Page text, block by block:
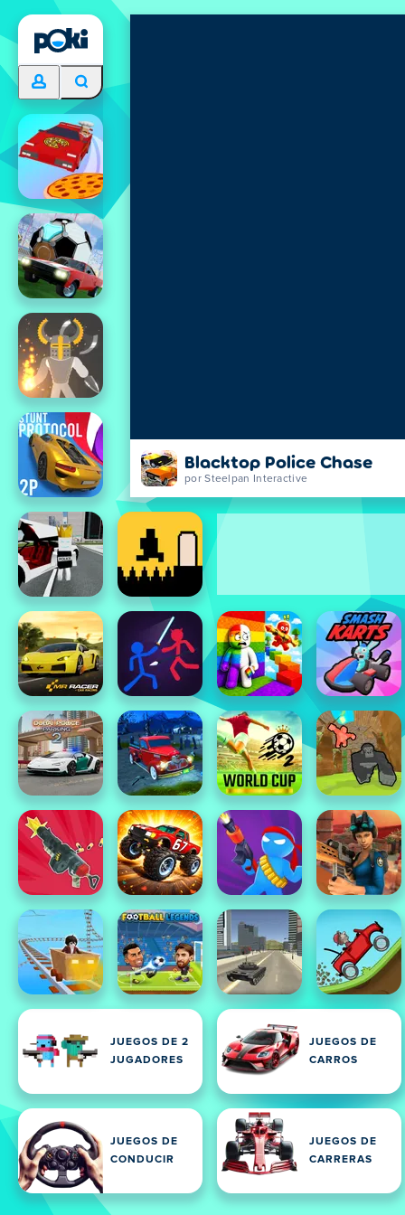
Blacktop Police Chase
por Steelpan Interactive
JUEGOS DE 2
JUGADORES
JUEGOS DE
CARROS
JUEGOS DE
CONDUCIR
JUEGOS DE
CARRERAS